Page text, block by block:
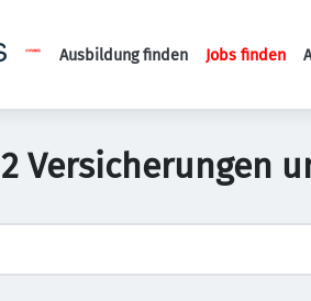
Ausbildung finden Jobs finden
2 Versicherungen